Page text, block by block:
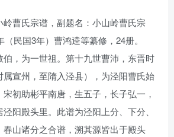
曹氏宗谱，副题名：小山岭曹氏宗
民国3年）曹鸿逵等纂修，24册。
，为一世祖。第十九世曹沛，东晋时
宣州，至隋入泾县），为泾阳曹氏始
初助彬平南唐，生五子，长子弘一，
阳殿头里。此谱为泾阳上分、下分、
山诸分之合谱，溯其源皆出于殿头